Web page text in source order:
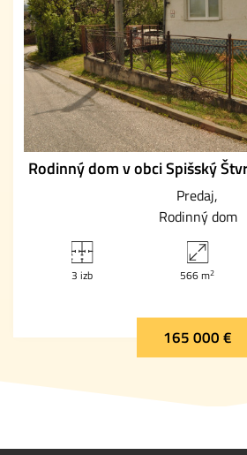
Rodinný dom v obci Spišský
Predaj
Rodinný dom
3 izb 566 m2
165 000 €